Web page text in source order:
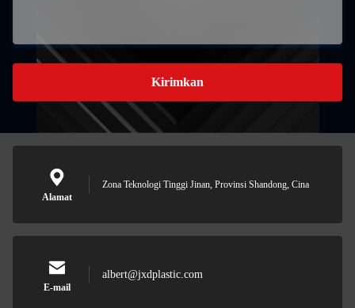
Kirimkan
Alamat
Zona Teknologi Tinggi Jinan, Provinsi Shandong, Cina
E-mail
albert@jxdplastic.com